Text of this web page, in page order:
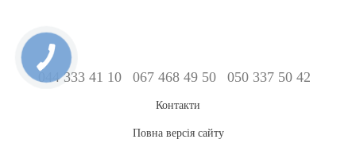
044 333 41 10 067 468 49 50 050 337 50 42
Контакти
Повна версія сайту